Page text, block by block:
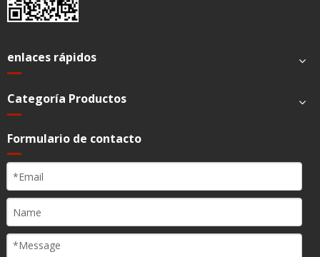
enlaces rápidos
Categoría Productos
Formulario de contacto